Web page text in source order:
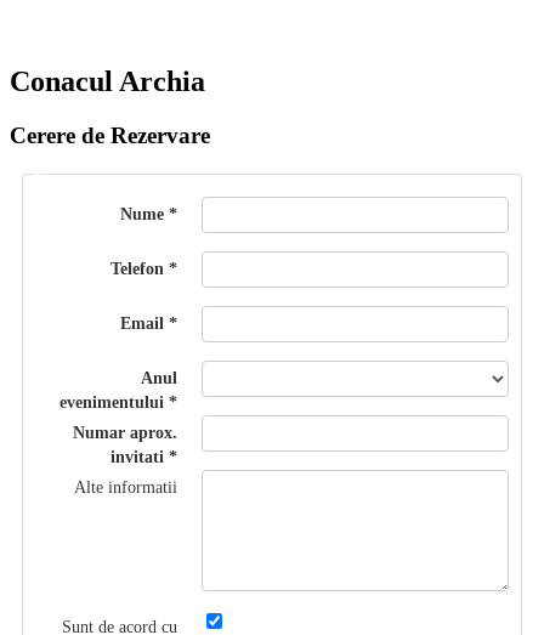
Conacul Archia
Cerere de Rezervare
Nume
Telefon
Email
Anul
evenimentului
Numar aprox.
invitati
Alte informatii
Sunt de acord cu